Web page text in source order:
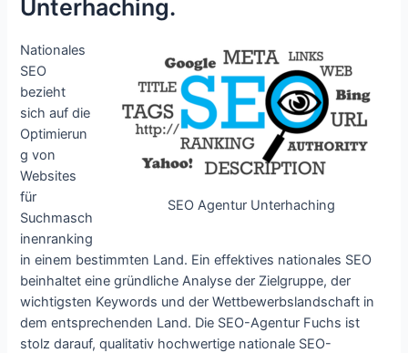
Unterhaching.
SEO Agentur Unterhaching
Nationales
SEO
bezieht
sich auf die
Optimierun
g von
Websites
für
Suchmasch
inenranking
in einem bestimmten Land. Ein effektives nationales SEO
beinhaltet eine gründliche Analyse der Zielgruppe, der
wichtigsten Keywords und der Wettbewerbslandschaft in
dem entsprechenden Land. Die SEO-Agentur Fuchs ist
stolz darauf, qualitativ hochwertige nationale SEO-